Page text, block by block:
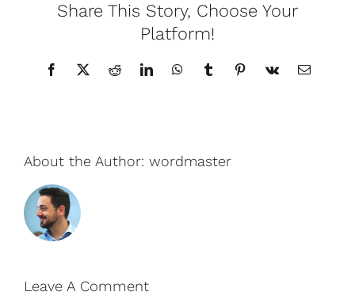
Share This Story, Choose Your
Platform!
Facebook
X RedditLinkedInWhatsAppTumblrPinterest
Vk Email
About the Author: wordmaster
Leave A Comment